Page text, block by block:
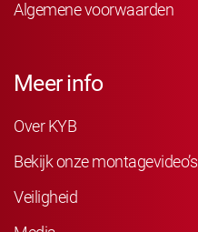
Algemene voorwaarden
Meer info
Over KYB
Bekijk onze montagevideo’s
Veiligheid